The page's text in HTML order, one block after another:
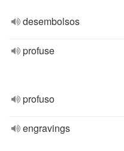
desembolsos
profuse
profuso
engravings